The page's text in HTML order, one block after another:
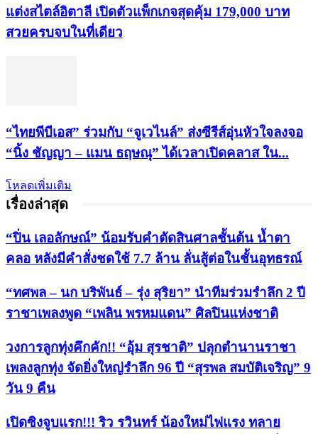
แต่งสไตล์อิตาลี เปิดตัวแพ็กเกจสุดคุ้ม 179,000 บาท
สวยครบจบในที่เดียว
“ไทยพีบีเอส” ร่วมกับ “จูเวไนล์” ส่งซีรีส์อุ่นหัวใจลงจอ
“นิ้ง ชัญญา – แมน ธฤษณุ” ได้เวลาเปิดคลาส ใน...
โหลดเพิ่มเติม
เรื่องล่าสุด
“ปิ่น เลอลักษณ์” น้อมรับคำตัดสินศาลชั้นต้น น้ำตา
คลอ หลังมีคำสั่งชดใช้ 7.7 ล้าน ลั่นสู้ต่อในชั้นอุทธรณ์
“ทศพล – นก บริพันธ์ – รุ่ง สุริยา” นำทีมร่วมรำลึก 2 ปี
ราชาเพลงพูด “เพลิน พรหมแดน” ศิลปินแห่งชาติ
วงการลูกทุ่งคึกคัก!! “อุ้ม สุรชาติ” ปลุกตำนานราชา
เพลงลูกทุ่ง จัดยิ่งใหญ่รำลึก 96 ปี “สุรพล สมบัติเจริญ” 9
วัน 9 คืน
เปิดซิงจูบแรก!!! ริว รวินทร์ น้องใหม่ไฟแรง ทลาย